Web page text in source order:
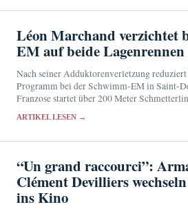
Léon Marchand verzichtet
EM auf beide Lagenrennen
Nach seiner Adduktorenverletzung
Programm bei der Schwimm-EM in Saint-
Franzose startet über 200 Meter
ARTIKEL LESEN →
“Un grand raccourci”:
Clément Devilliers
ins Kino